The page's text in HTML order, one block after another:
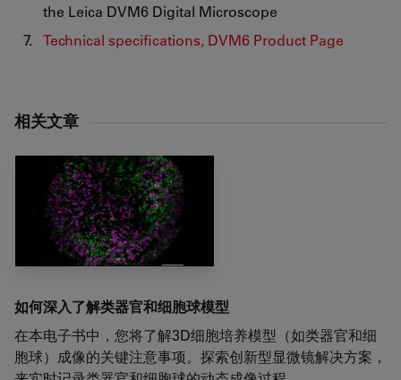
the Leica DVM6 Digital Microscope
Technical specifications, DVM6 Product Page
相关文章
如何深入了解类器官和细胞球模型
在本电子书中，您将了解3D细胞培养模型（如类器官和细
胞球）成像的关键注意事项。探索创新型显微镜解决方案，